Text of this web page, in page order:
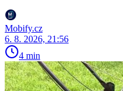
Mobify.cz
6. 8. 2026, 21:56
4 min